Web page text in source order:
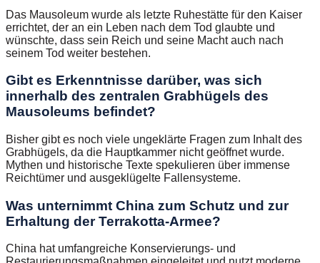
Das Mausoleum wurde als letzte Ruhestätte für den Kaiser
errichtet, der an ein Leben nach dem Tod glaubte und
wünschte, dass sein Reich und seine Macht auch nach
seinem Tod weiter bestehen.
Gibt es Erkenntnisse darüber, was sich
innerhalb des zentralen Grabhügels des
Mausoleums befindet?
Bisher gibt es noch viele ungeklärte Fragen zum Inhalt des
Grabhügels, da die Hauptkammer nicht geöffnet wurde.
Mythen und historische Texte spekulieren über immense
Reichtümer und ausgeklügelte Fallensysteme.
Was unternimmt China zum Schutz und zur
Erhaltung der Terrakotta-Armee?
China hat umfangreiche Konservierungs- und